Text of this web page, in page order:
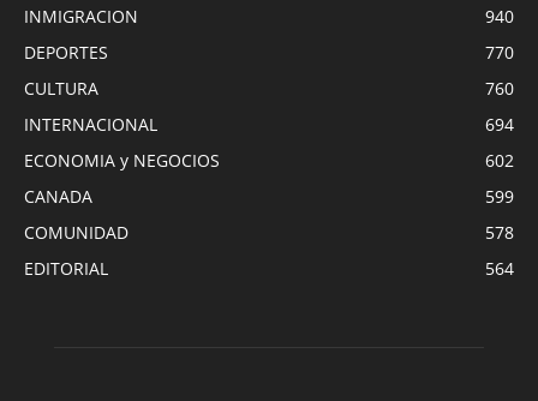
INMIGRACION
940
DEPORTES
770
CULTURA
760
INTERNACIONAL
694
ECONOMIA y NEGOCIOS
602
CANADA
599
COMUNIDAD
578
EDITORIAL
564